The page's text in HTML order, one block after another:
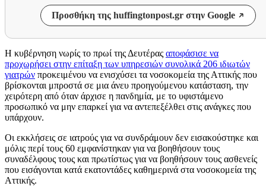
Προσθήκη της huffingtonpost.gr στην Google
Η κυβέρνηση νωρίς το πρωί της Δευτέρας αποφάσισε να
προχωρήσει στην επίταξη των υπηρεσιών συνολικά 206 ιδιωτών
γιατρών προκειμένου να ενισχύσει τα νοσοκομεία της Αττικής που
βρίσκονται μπροστά σε μια άνευ προηγούμενου κατάσταση, την
χειρότερη από όταν άρχισε η πανδημία, με το υφιστάμενο
προσωπικό να μην επαρκεί για να αντεπεξέλθει στις ανάγκες που
υπάρχουν.
Οι εκκλήσεις σε ιατρούς για να συνδράμουν δεν εισακούστηκε και
μόλις περί τους 60 εμφανίστηκαν για να βοηθήσουν τους
συναδέλφους τους και πρωτίστως για να βοηθήσουν τους ασθενείς
που εισάγονται κατά εκατοντάδες καθημερινά στα νοσοκομεία της
Αττικής.